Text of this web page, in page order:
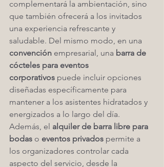
complementará la ambientación, sino
que también ofrecerá a los invitados
una experiencia refrescante y
saludable. Del mismo modo, en una
convención empresarial, una barra de
cócteles para eventos
corporativos puede incluir opciones
diseñadas específicamente para
mantener a los asistentes hidratados y
energizados a lo largo del día.
Además, el alquiler de barra libre para
bodas o eventos privados permite a
los organizadores controlar cada
aspecto del servicio, desde la